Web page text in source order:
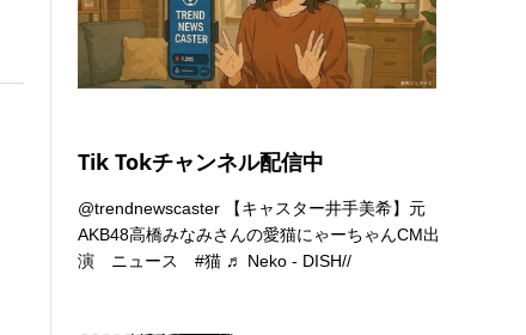
Tik Tokチャンネル配信中
@trendnewscaster 【キャスター井手美希】元
AKB48高橋みなみさんの愛猫にゃーちゃんCM出
演 ニュース#猫 ♬ Neko - DISH//